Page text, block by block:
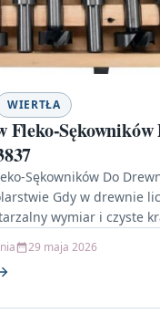
WIERTŁA
Fleko-Sękowników
Sękowników Do
Gdy w drewnie
wymiar i czyste
29 maja 2026